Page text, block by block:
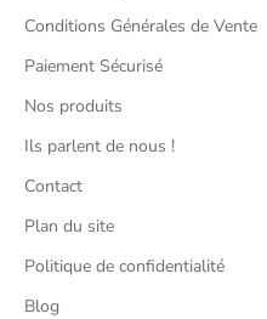
Conditions Générales de Vente
Paiement Sécurisé
Nos produits
Ils parlent de nous !
Contact
Plan du site
Politique de confidentialité
Blog